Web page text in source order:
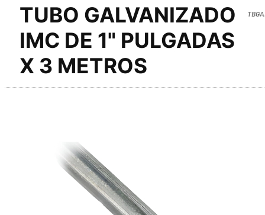
TUBO GALVANIZADO
IMC DE 1" PULGADAS
X 3 METROS